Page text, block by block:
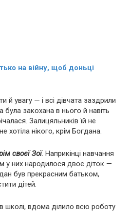
на війну, щоб доньці
й увагу — і всі дівчата заздрили
була закохана в нього й навіть
Залицяльників їй не
хотіла нікого, крім Богдана.
своєї Зої. Наприкінці навчання
у них народилося двоє діток —
був прекрасним батьком,
дітей.
вдома ділило всю роботу